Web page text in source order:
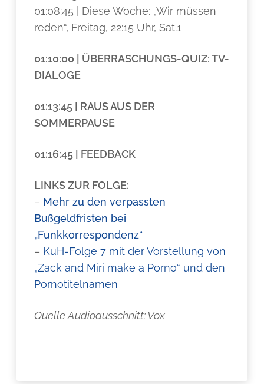
01:08:45 | Diese Woche: „Wir müssen
reden“, Freitag, 22:15 Uhr, Sat.1
01:10:00 | ÜBERRASCHUNGS-QUIZ: TV-
DIALOGE
01:13:45 | RAUS AUS DER
SOMMERPAUSE
01:16:45 | FEEDBACK
LINKS ZUR FOLGE:
– Mehr zu den verpassten
Bußgeldfristen bei
„Funkkorrespondenz“
– KuH-Folge 7 mit der Vorstellung von
„Zack and Miri make a Porno“ und den
Pornotitelnamen
Quelle Audioausschnitt: Vox